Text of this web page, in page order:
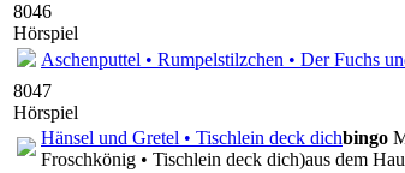
8046
Hörspiel
Aschenputtel • Rumpelstilzchen • Der Fuchs
8047
Hörspiel
Hänsel und Gretel • Tischlein deck dichbingo
Froschkönig • Tischlein deck dich)aus dem